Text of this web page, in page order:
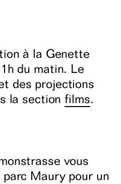
à la Genette
du matin. Le
des projections
la section films.
vous
Maury pour un